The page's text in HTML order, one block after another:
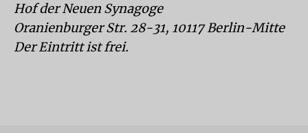
Hof der Neuen Synagoge
Oranienburger Str. 28-31, 10117 Berlin-Mitte
Der Eintritt ist frei.